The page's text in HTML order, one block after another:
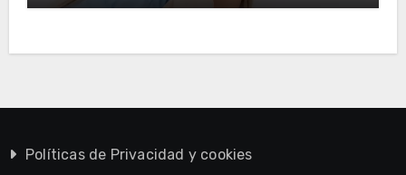
Políticas de Privacidad y cookies